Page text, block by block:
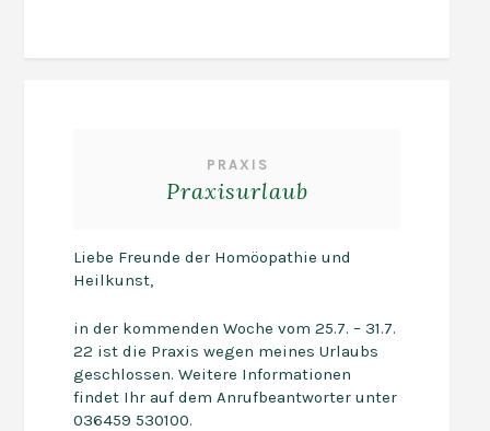
PRAXIS
Praxisurlaub
Liebe Freunde der Homöopathie und
Heilkunst,
in der kommenden Woche vom 25.7. – 31.7.
22 ist die Praxis wegen meines Urlaubs
geschlossen. Weitere Informationen
findet Ihr auf dem Anrufbeantworter unter
036459 530100.